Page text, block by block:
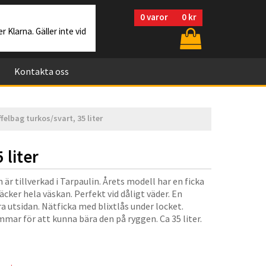
0varor 0 kr
Klarna. Gäller inte vid
Kontakta oss
turkos/svart, 35 liter
liter
är tillverkad i Tarpaulin. Årets modell har en ficka
hela väskan. Perfekt vid dåligt väder. En
utsidan. Nätficka med blixtlås under locket.
för att kunna bära den på ryggen. Ca 35 liter.